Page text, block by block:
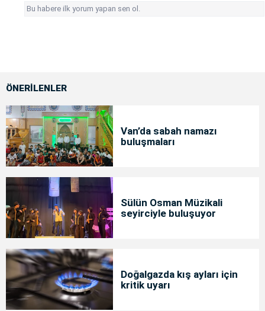
Bu habere ilk yorum yapan sen ol.
ÖNERİLENLER
Van’da sabah namazı
buluşmaları
Sülün Osman Müzikali
seyirciyle buluşuyor
Doğalgazda kış ayları için
kritik uyarı